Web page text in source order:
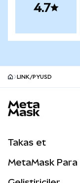
4.7
LINK/PYUSD
Takas et
MetaMask Para